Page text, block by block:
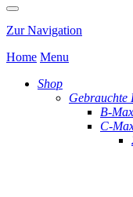
Zur Navigation
Home Menu
Shop
Gebrauchte
B-Max
C-